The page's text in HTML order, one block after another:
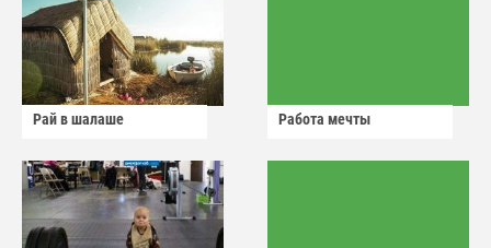
Рай в шалаше Работа мечты